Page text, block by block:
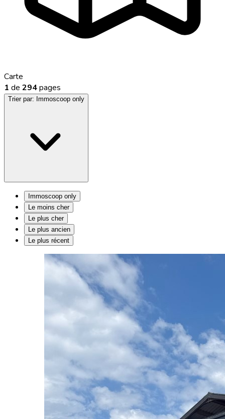
Carte
1 de 294pages
Trier par: Immoscoop only
Immoscoop only
Le moins cher
Le plus cher
Le plus ancien
Le plus récent